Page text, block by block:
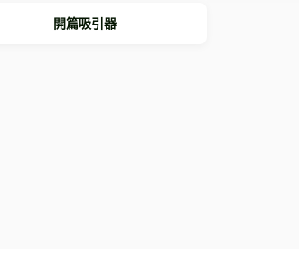
開篇吸引器